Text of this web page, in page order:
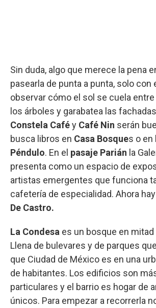
Sin duda, algo que merece la pena
pasearla de punta a punta, solo con
observar cómo el sol se cuela
los árboles y garabatea las
Constela Caféy Café Nin serán
busca libros en Casa Bosques o en
Péndulo. En el pasaje Parián la
presenta como un espacio de
artistas emergentes que funciona
cafetería de especialidad. Ahora
De Castro.
La Condesa es un bosque en mitad
Llena de bulevares y de parques
que Ciudad de México es en una
de habitantes. Los edificios son
particulares y el barrio es hogar de
únicos. Para empezar a recorrerla